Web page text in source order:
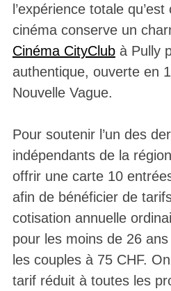
l’expérience totale
cinéma conserve un
Cinéma CityClubà Pully
authentique, ouverte en
Nouvelle Vague.
Pour soutenir l’un des
indépendants de la
offrir une carte 10
afin de bénéficier de
cotisation annuelle
pour les moins de 26
les couples à 75 CHF.
tarif réduit à toutes les